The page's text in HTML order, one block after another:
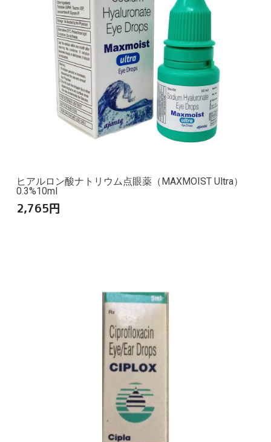
ヒアルロン酸ナトリウム点眼薬（MAXMOIST Ultra）
0.3%10ml
2,765円